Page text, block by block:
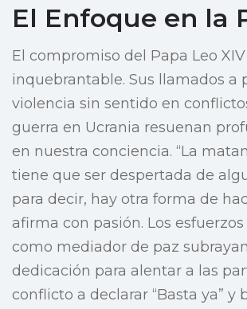
El Enfoque en la
El compromiso del Papa Leo
inquebrantable. Sus llamados a
violencia sin sentido en
guerra en Ucrania resuenan
en nuestra conciencia. “La
tiene que ser despertada de
para decir, hay otra forma de
afirma con pasión. Los
como mediador de paz
dedicación para alentar a las
conflicto a declarar “Basta ya” y